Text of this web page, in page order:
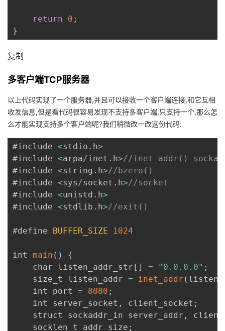
return 0 ;
}
复制
多客户端TCP服务器
以上代码实现了一个服务器,并且可以接收一个客户端连接,和它互相
收发信息,但是看代码很容易发现不支持多客户端,只支持一个,那么怎
么才能实现支持多个客户端呢?我们稍微改一改这份代码:
#include <stdio . h>
#include <arpa/inet . h>//inet_addr()
#include <string . h>//bzero()
#include <sys/socket . h>//socket
#include <unistd . h>
#include <stdlib . h>//exit()
#define BUFFER_SIZE 1024
int main ( )
{
    char listen_addr_str
[ ] = "0.0.0.0" ;
    size_t listen_addr
= inet_addr (
    int port
= 8080 ;
    int server_socket
, client_socket ;
    struct sockaddr_in server_addr
,
    socklen_t addr_size
;